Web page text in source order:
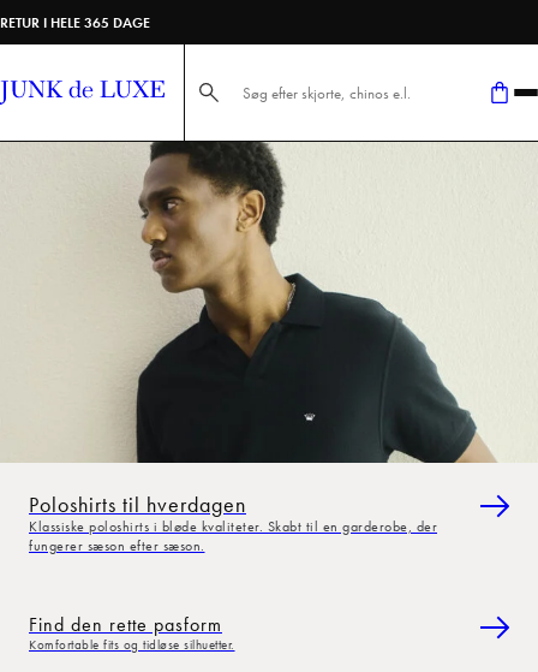
RETUR I HELE 365 DAGE
Søg her...
Poloshirts til hverdagen
Klassiske poloshirts i bløde kvaliteter. Skabt til en garderobe, der
fungerer sæson efter sæson.
Find den rette pasform
Komfortable fits og tidløse silhuetter.